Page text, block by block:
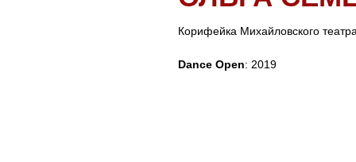
Корифейка Михайловского театра
Dance Open: 2019